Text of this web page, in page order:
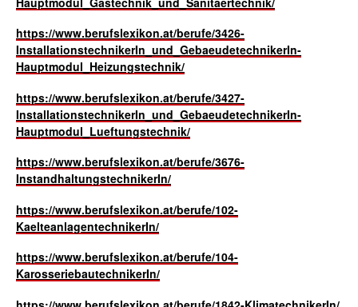
https://www.berufslexikon.at/berufe/3426-
InstallationstechnikerIn_und_GebaeudetechnikerIn-
Hauptmodul_Heizungstechnik/
https://www.berufslexikon.at/berufe/3427-
InstallationstechnikerIn_und_GebaeudetechnikerIn-
Hauptmodul_Lueftungstechnik/
https://www.berufslexikon.at/berufe/3676-
InstandhaltungstechnikerIn/
https://www.berufslexikon.at/berufe/102-
KaelteanlagentechnikerIn/
https://www.berufslexikon.at/berufe/104-
KarosseriebautechnikerIn/